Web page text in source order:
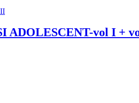
ADOLESCENT-vol I +